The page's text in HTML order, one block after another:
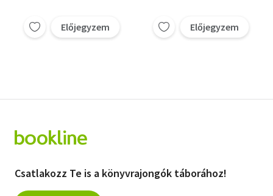
Előjegyzem Előjegyzem
Csatlakozz Te is a könyvrajongók táborához!